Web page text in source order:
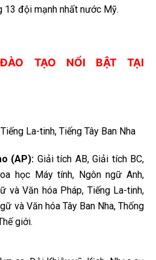
13 đội mạnh nhất nước Mỹ.
ĐÀO TẠO NỔI BẬT TẠI
La-tinh, Tiếng Tây Ban Nha
(AP): Giải tích AB, Giải tích BC,
học Máy tính, Ngôn ngữ Anh,
và Văn hóa Pháp, Tiếng La-tinh,
và Văn hóa Tây Ban Nha, Thống
giới.